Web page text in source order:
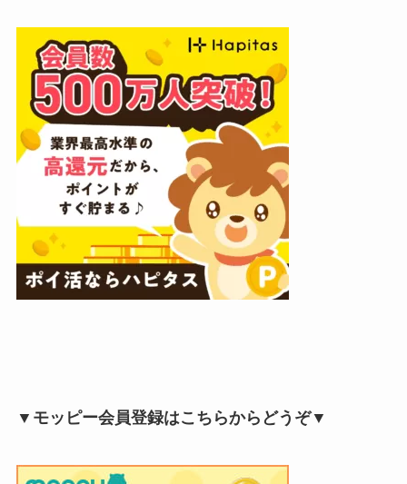
▼モッピー会員登録はこちらからどうぞ▼